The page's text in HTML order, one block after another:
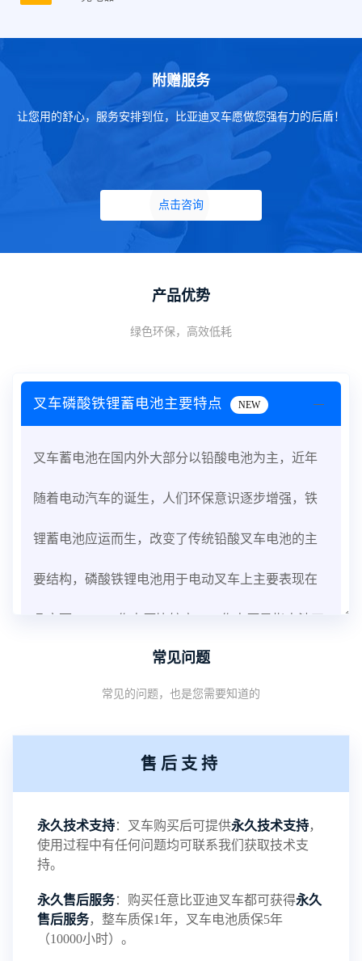
附赠服务
让您用的舒心，服务安排到位，比亚迪叉车愿做您强有力的后盾！
点击咨询
产品优势
绿色环保，高效低耗
叉车磷酸铁锂蓄电池主要特点 NEW
叉车蓄电池在国内外大部分以铅酸电池为主，近年
随着电动汽车的诞生，人们环保意识逐步增强，铁
锂蓄电池应运而生，改变了传统铅酸叉车电池的主
要结构，磷酸铁锂电池用于电动叉车上主要表现在
常工作所需的电压，提高工作电压，可以增加电池
的稳定性能，但会改变电池的化学介质导致电池发
具稳定性。2、比能量大。比能量是指电池单位质量
或单位体积所能输出的电能，磷酸铁锂电池的质量
比能量为120Wh/kg，；而体积比能量为200Wh/L，
两种比能量都差不多是铅酸电池的3倍左右。从这也
常见问题
常见的问题，也是您需要知道的
售后支持
永久技术支持：叉车购买后可提供永久技术支持，
使用过程中有任何问题均可联系我们获取技术支
持。
永久售后服务：购买任意比亚迪叉车都可获得永久
售后服务，整车质保1年，叉车电池质保5年
（10000小时）。